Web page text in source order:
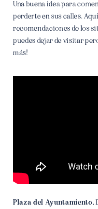
Una buena idea para
perderte en sus calles.
recomendaciones de los
puedes dejar de visitar
más!
Plaza del Ayuntamiento.